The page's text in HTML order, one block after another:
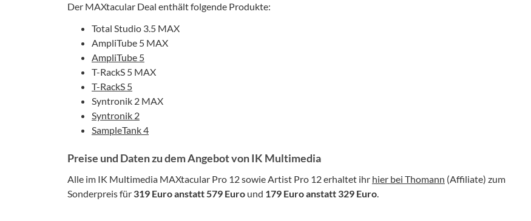
Der MAXtacular Deal enthält folgende Produkte:
Total Studio 3.5 MAX
AmpliTube 5 MAX
AmpliTube 5
T-RackS 5 MAX
T-RackS 5
Syntronik 2 MAX
Syntronik 2
SampleTank 4
Preise und Daten zu dem Angebot von IK Multimedia
Alle im IK Multimedia MAXtacular Pro 12 sowie Artist Pro 12 erhaltet ihr hier bei Thomann (Affiliate) zum
Sonderpreis für 319 Euro anstatt 579 Euro und 179 Euro anstatt 329 Euro.